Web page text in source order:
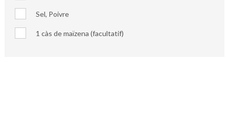
Sel, Poivre
1 càs de maïzena (facultatif)